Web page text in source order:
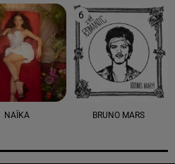
NAÏKA
6
BRUNO MARS